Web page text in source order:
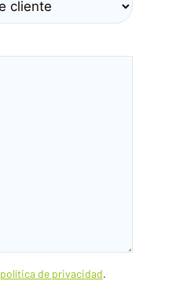
política de privacidad.